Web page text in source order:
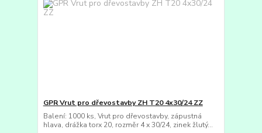
GPR Vrut pro dřevostavby ZH T20 4x30/24 ZZ
Balení: 1000 ks, Vrut pro dřevostavby, zápustná
hlava, drážka torx 20, rozměr 4 x 30/24, zinek žlutý...